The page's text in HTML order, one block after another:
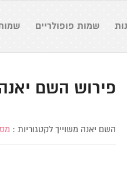
שמות פופולריים שמות
פירוש השם
השם יאנה משוייך לקטגוריות :